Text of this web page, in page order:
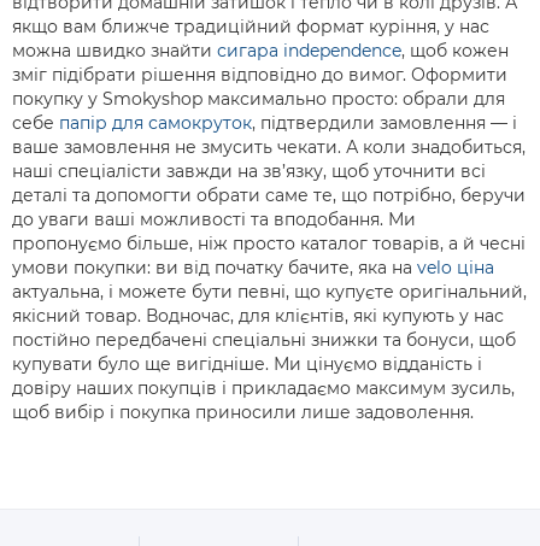
якщо вам ближче традиційний формат куріння, у нас
можна швидко знайти сигара independence, щоб кожен
зміг підібрати рішення відповідно до вимог. Оформити
покупку у Smokyshop максимально просто: обрали для
себе папір для самокруток, підтвердили замовлення — і
ваше замовлення не змусить чекати. А коли знадобиться,
наші спеціалісти завжди на зв’язку, щоб уточнити всі
деталі та допомогти обрати саме те, що потрібно, беручи
до уваги ваші можливості та вподобання. Ми
пропонуємо більше, ніж просто каталог товарів, а й чесні
умови покупки: ви від початку бачите, яка на velo ціна
актуальна, і можете бути певні, що купуєте оригінальний,
якісний товар. Водночас, для клієнтів, які купують у нас
постійно передбачені спеціальні знижки та бонуси, щоб
купувати було ще вигідніше. Ми цінуємо відданість і
довіру наших покупців і прикладаємо максимум зусиль,
щоб вибір і покупка приносили лише задоволення.